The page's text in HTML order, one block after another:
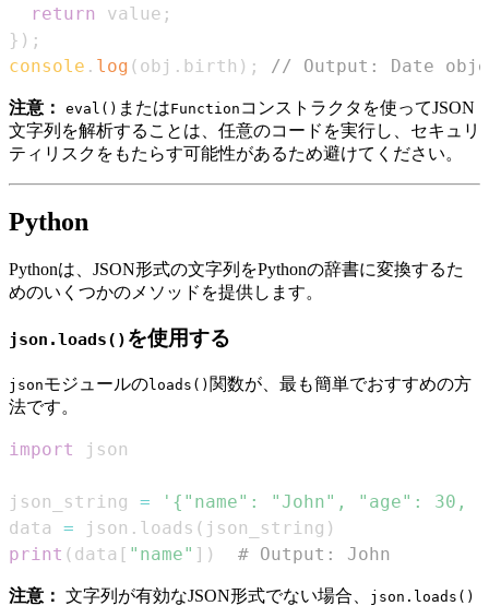
return
value ;
} ) ;
console . log ( obj . birth ) ; // Output: Date
注意： eval() またはFunction コンストラクタを使ってJSON
文字列を解析することは、任意のコードを実行し、セキュリ
ティリスクをもたらす可能性があるため避けてください。
Python
Pythonは、JSON形式の文字列をPythonの辞書に変換するた
めのいくつかのメソッドを提供します。
json.loads() を使用する
jsonモジュールのloads() 関数が、最も簡単でおすすめの方
法です。
import
json_string =
'{"name": "John", "age": 30,
data = json . loads ( json_string )
print ( data [ "name" ] ) # Output: John
注意： 文字列が有効なJSON形式でない場合、 json.loads()